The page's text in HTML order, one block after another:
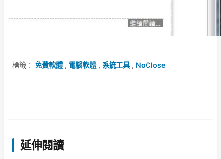
標籤： 免費軟體, 電腦軟體, 系統工具, NoClose
延伸閱讀